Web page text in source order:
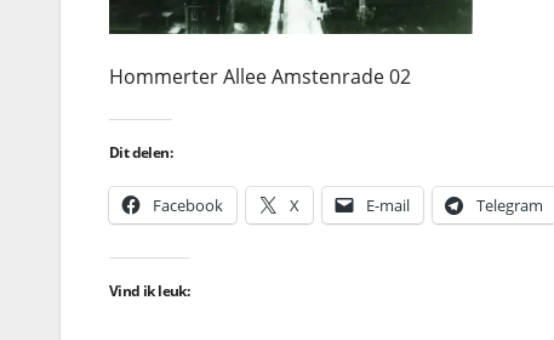
Hommerter Allee Amstenrade 02
Dit delen:
Facebook X E-mail Telegram
Vind ik leuk: